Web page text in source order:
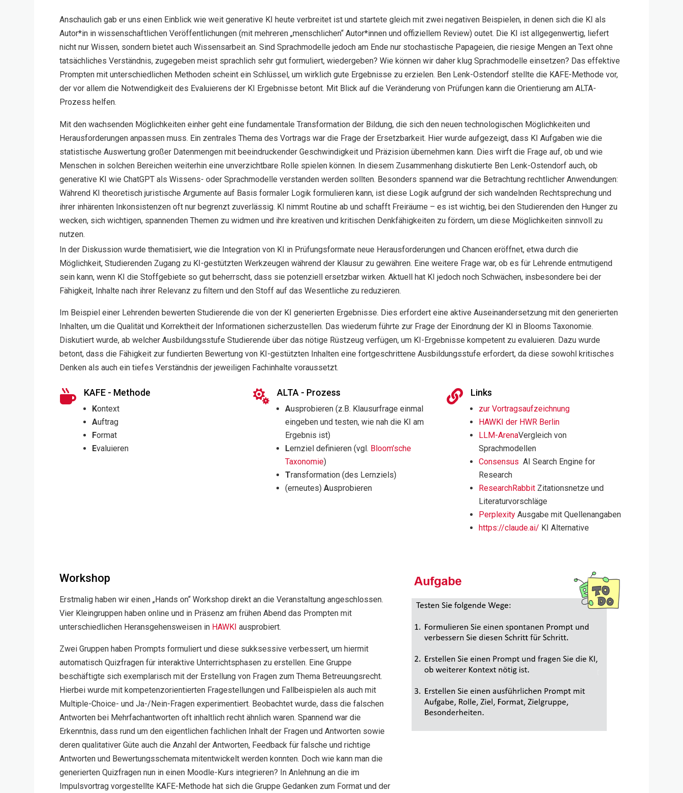
Anschaulich gab er uns einen Einblick wie weit generative KI heute verbreitet ist und startete gleich mit zwei negativen Beispielen, in denen sich die KI als
Autor*in in wissenschaftlichen Veröffentlichungen (mit mehreren „menschlichen“ Autor*innen und offiziellem Review) outet. Die KI ist allgegenwertig, liefert
nicht nur Wissen, sondern bietet auch Wissensarbeit an. Sind Sprachmodelle jedoch am Ende nur stochastische Papageien, die riesige Mengen an Text ohne
tatsächliches Verständnis, zugegeben meist sprachlich sehr gut formuliert, wiedergeben? Wie können wir daher klug Sprachmodelle einsetzen? Das effektive
Prompten mit unterschiedlichen Methoden scheint ein Schlüssel, um wirklich gute Ergebnisse zu erzielen. Ben Lenk-Ostendorf stellte die KAFE-Methode vor,
der vor allem die Notwendigkeit des Evaluierens der KI Ergebnisse betont. Mit Blick auf die Veränderung von Prüfungen kann die Orientierung am ALTA-
Prozess helfen.
Mit den wachsenden Möglichkeiten einher geht eine fundamentale Transformation der Bildung, die sich den neuen technologischen Möglichkeiten und
Herausforderungen anpassen muss. Ein zentrales Thema des Vortrags war die Frage der Ersetzbarkeit. Hier wurde aufgezeigt, dass KI Aufgaben wie die
statistische Auswertung großer Datenmengen mit beeindruckender Geschwindigkeit und Präzision übernehmen kann. Dies wirft die Frage auf, ob und wie
Menschen in solchen Bereichen weiterhin eine unverzichtbare Rolle spielen können. In diesem Zusammenhang diskutierte Ben Lenk-Ostendorf auch, ob
generative KI wie ChatGPT als Wissens- oder Sprachmodelle verstanden werden sollten. Besonders spannend war die Betrachtung rechtlicher Anwendungen:
Während KI theoretisch juristische Argumente auf Basis formaler Logik formulieren kann, ist diese Logik aufgrund der sich wandelnden Rechtsprechung und
ihrer inhärenten Inkonsistenzen oft nur begrenzt zuverlässig. KI nimmt Routine ab und schafft Freiräume – es ist wichtig, bei den Studierenden den Hunger zu
wecken, sich wichtigen, spannenden Themen zu widmen und ihre kreativen und kritischen Denkfähigkeiten zu fördern, um diese Möglichkeiten sinnvoll zu
nutzen.
In der Diskussion wurde thematisiert, wie die Integration von KI in Prüfungsformate neue Herausforderungen und Chancen eröffnet, etwa durch die
Möglichkeit, Studierenden Zugang zu KI-gestützten Werkzeugen während der Klausur zu gewähren. Eine weitere Frage war, ob es für Lehrende entmutigend
sein kann, wenn KI die Stoffgebiete so gut beherrscht, dass sie potenziell ersetzbar wirken. Aktuell hat KI jedoch noch Schwächen, insbesondere bei der
Fähigkeit, Inhalte nach ihrer Relevanz zu filtern und den Stoff auf das Wesentliche zu reduzieren.
Im Beispiel einer Lehrenden bewerten Studierende die von der KI generierten Ergebnisse. Dies erfordert eine aktive Auseinandersetzung mit den generierten
Inhalten, um die Qualität und Korrektheit der Informationen sicherzustellen. Das wiederum führte zur Frage der Einordnung der KI in Blooms Taxonomie.
Diskutiert wurde, ab welcher Ausbildungsstufe Studierende über das nötige Rüstzeug verfügen, um KI-Ergebnisse kompetent zu evaluieren. Dazu wurde
betont, dass die Fähigkeit zur fundierten Bewertung von KI-gestützten Inhalten eine fortgeschrittene Ausbildungsstufe erfordert, da diese sowohl kritisches
Denken als auch ein tiefes Verständnis der jeweiligen Fachinhalte voraussetzt.
 KAFE - Methode
Kontext
Auftrag
Format
Evaluieren
 ALTA - Prozess
Ausprobieren (z.B. Klausurfrage einmal
eingeben und testen, wie nah die KI am
Ergebnis ist)
Lernziel definieren (vgl. Bloom’sche
Taxonomie)
Transformation (des Lernziels)
(erneutes)Ausprobieren
 Links
zur Vortragsaufzeichnung
HAWKI der HWR Berlin
LLM-ArenaVergleich von
Sprachmodellen
Consensus AI Search Engine for
Research
ResearchRabbit Zitationsnetze und
Literaturvorschläge
Perplexity Ausgabe mit Quellenangaben
https://claude.ai/ KI Alternative
Workshop
Erstmalig haben wir einen „Hands on“ Workshop direkt an die Veranstaltung angeschlossen.
Vier Kleingruppen haben online und in Präsenz am frühen Abend das Prompten mit
unterschiedlichen Heransgehensweisen in HAWKI ausprobiert.
Zwei Gruppen haben Prompts formuliert und diese sukksessive verbessert, um hiermit
automatisch Quizfragen für interaktive Unterrichtsphasen zu erstellen. Eine Gruppe
beschäftigte sich exemplarisch mit der Erstellung von Fragen zum Thema Betreuungsrecht.
Hierbei wurde mit kompetenzorientierten Fragestellungen und Fallbeispielen als auch mit
Multiple-Choice- und Ja-/Nein-Fragen experimentiert. Beobachtet wurde, dass die falschen
Antworten bei Mehrfachantworten oft inhaltlich recht ähnlich waren. Spannend war die
Erkenntnis, dass rund um den eigentlichen fachlichen Inhalt der Fragen und Antworten sowie
deren qualitativer Güte auch die Anzahl der Antworten, Feedback für falsche und richtige
Antworten und Bewertungsschemata mitentwickelt werden konnten. Doch wie kann man die
generierten Quizfragen nun in einen Moodle-Kurs integrieren? In Anlehnung an die im
Impulsvortrag vorgestellte KAFE-Methode hat sich die Gruppe Gedanken zum Format und der